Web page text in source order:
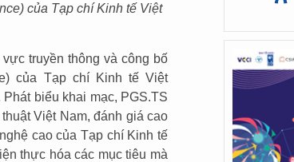
của Tạp chí Kinh tế Việt
truyền thông và công bố
của Tạp chí Kinh tế Việt
biểu khai mạc, PGS.TS
Việt Nam, đánh giá cao
cao của Tạp chí Kinh tế
thực hóa các mục tiêu mà